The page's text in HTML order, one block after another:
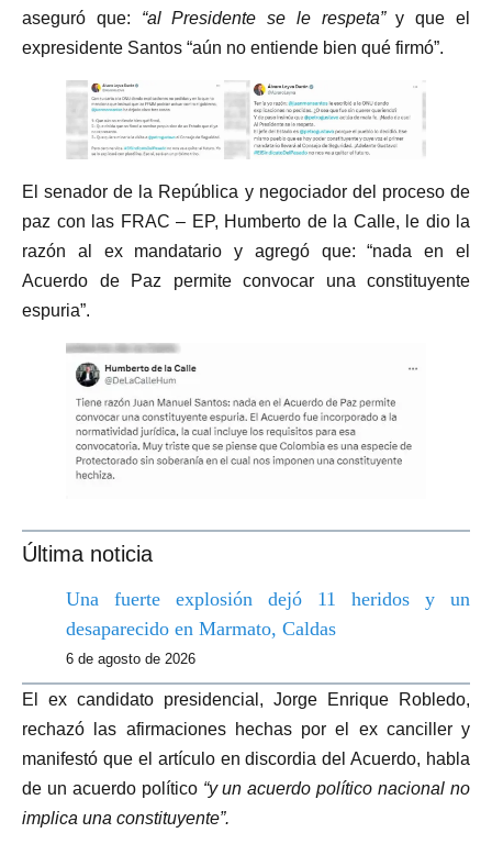
aseguró que: “al Presidente se le respeta”y que el
expresidente Santos “aún no entiende bien qué firmó”.
El senador de la República y negociador del proceso de
paz con las FRAC – EP, Humberto de la Calle, le dio la
razón al ex mandatario y agregó que: “nada en el
Acuerdo de Paz permite convocar una constituyente
espuria”.
Última noticia
Una fuerte explosión dejó 11 heridos y un
desaparecido en Marmato, Caldas
6 de agosto de 2026
El ex candidato presidencial, Jorge Enrique Robledo,
rechazó las afirmaciones hechas por el ex canciller y
manifestó que el artículo en discordia del Acuerdo, habla
de un acuerdo político “y un acuerdo político nacional no
implica una constituyente”.